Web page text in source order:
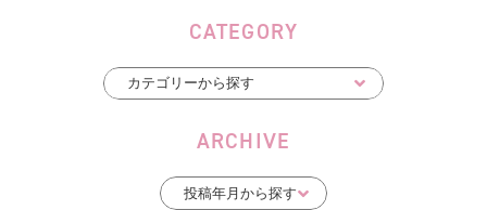
CATEGORY
ARCHIVE